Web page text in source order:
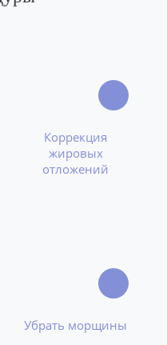
Коррекция
жировых
отложений
Убрать морщины